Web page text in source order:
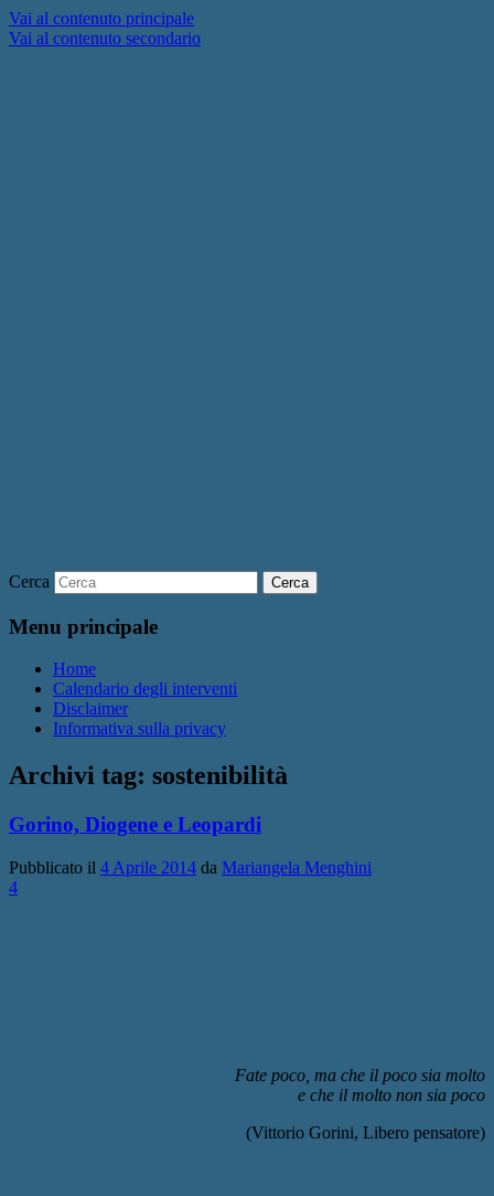
Vai al contenuto principale
Vai al contenuto secondario
Cerca
Menu principale
Home
Calendario degli interventi
Disclaimer
Informativa sulla privacy
Archivi tag: sostenibilità
Gorino, Diogene e Leopardi
Pubblicato il 4 Aprile 2014 da Mariangela Menghini
4
Fate poco, ma che il poco sia molto
e che il molto non sia poco
(Vittorio Gorini, Libero pensatore)